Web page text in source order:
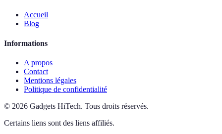
Accueil
Blog
Informations
A propos
Contact
Mentions légales
Politique de confidentialité
© 2026 Gadgets HiTech. Tous droits réservés.
Certains liens sont des liens affiliés.